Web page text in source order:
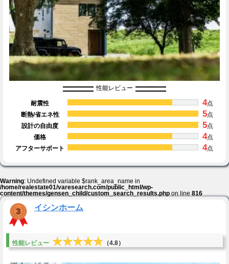
性能レビュー
耐震性 4点
断熱/省エネ性
5点
設計の自由度
5点
価格
4点
アフターサポート
4点
Warning: Undefined variable $rank_area_name in
/home/realestate01/varesearch.com/public_html/wp-
content/themes/gensen_child/custom_search_results.php on line 816
イシンホーム
性能レビュー ★★★★★
★★★★★ （4.8）